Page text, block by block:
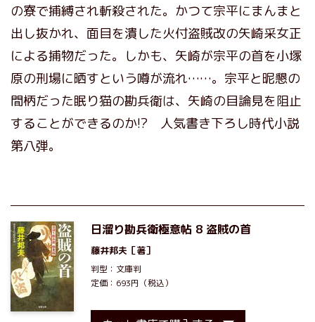
の寮で捕縛され斬殺された。かつて宗平にまんまと
出し抜かれ、面目を潰した火付盗賊改の矢崎采女正
による捕物だった。しかも、矢崎が宗平の首を小塚
原の刑場に晒すという噂が流れ……。宗平と昵懇の
間柄だった眠り猫の勘兵衛は、矢崎の目論見を阻止
することができるのか!? 人気書き下ろし時代小説
第八弾。
日溜り勘兵衛極意帖 8 盗賊の首
藤井邦夫 ［著］
判型：文庫判
定価：693円（税込）